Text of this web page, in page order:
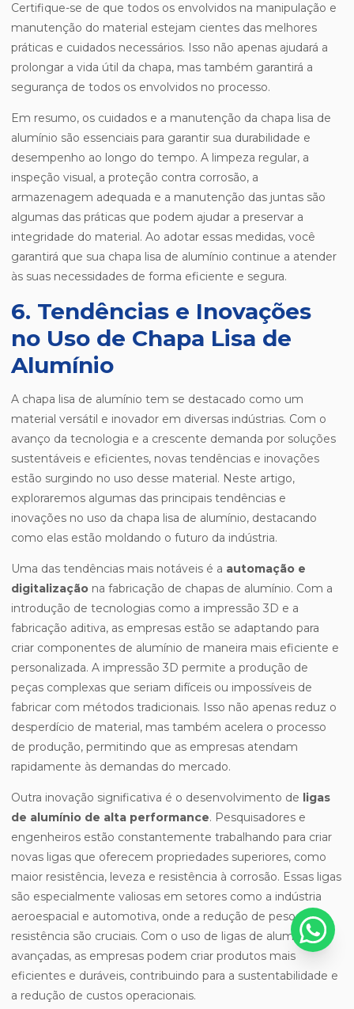
Certifique-se de que todos os envolvidos na manipulação e
manutenção do material estejam cientes das melhores
práticas e cuidados necessários. Isso não apenas ajudará a
prolongar a vida útil da chapa, mas também garantirá a
segurança de todos os envolvidos no processo.
Em resumo, os cuidados e a manutenção da chapa lisa de
alumínio são essenciais para garantir sua durabilidade e
desempenho ao longo do tempo. A limpeza regular, a
inspeção visual, a proteção contra corrosão, a
armazenagem adequada e a manutenção das juntas são
algumas das práticas que podem ajudar a preservar a
integridade do material. Ao adotar essas medidas, você
garantirá que sua chapa lisa de alumínio continue a atender
às suas necessidades de forma eficiente e segura.
6. Tendências e Inovações
no Uso de Chapa Lisa de
Alumínio
A chapa lisa de alumínio tem se destacado como um
material versátil e inovador em diversas indústrias. Com o
avanço da tecnologia e a crescente demanda por soluções
sustentáveis e eficientes, novas tendências e inovações
estão surgindo no uso desse material. Neste artigo,
exploraremos algumas das principais tendências e
inovações no uso da chapa lisa de alumínio, destacando
como elas estão moldando o futuro da indústria.
Uma das tendências mais notáveis é a automação e
digitalização na fabricação de chapas de alumínio. Com a
introdução de tecnologias como a impressão 3D e a
fabricação aditiva, as empresas estão se adaptando para
criar componentes de alumínio de maneira mais eficiente e
personalizada. A impressão 3D permite a produção de
peças complexas que seriam difíceis ou impossíveis de
fabricar com métodos tradicionais. Isso não apenas reduz o
desperdício de material, mas também acelera o processo
de produção, permitindo que as empresas atendam
rapidamente às demandas do mercado.
Outra inovação significativa é o desenvolvimento de ligas
de alumínio de alta performance. Pesquisadores e
engenheiros estão constantemente trabalhando para criar
novas ligas que oferecem propriedades superiores, como
maior resistência, leveza e resistência à corrosão. Essas ligas
são especialmente valiosas em setores como a indústria
aeroespacial e automotiva, onde a redução de peso e a
resistência são cruciais. Com o uso de ligas de alumínio
avançadas, as empresas podem criar produtos mais
eficientes e duráveis, contribuindo para a sustentabilidade e
a redução de custos operacionais.